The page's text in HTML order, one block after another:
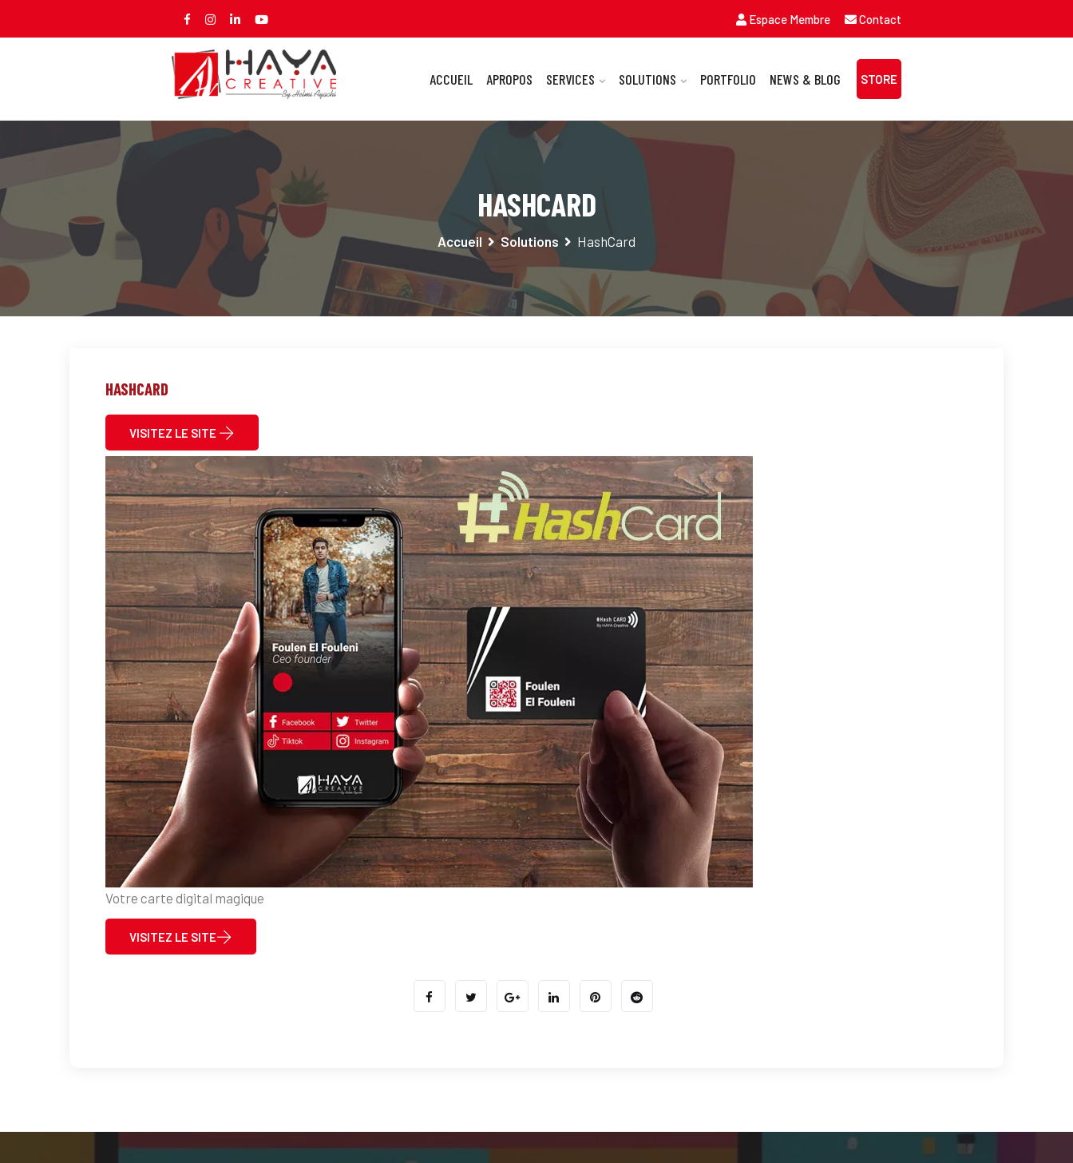
Espace Membre Contact
ACCUEIL APROPOS SERVICES SOLUTIONS PORTFOLIO NEWS & BLOG STORE
HASHCARD
Accueil Solutions HashCard
HASHCARD
VISITEZ LE SITE
Votre carte digital magique
VISITEZ LE SITE